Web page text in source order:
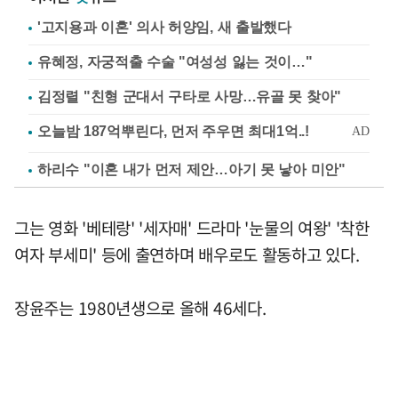
'고지용과 이혼' 의사 허양임, 새 출발했다
유혜정, 자궁적출 수술 "여성성 잃는 것이…"
김정렬 "친형 군대서 구타로 사망…유골 못 찾아"
하리수 "이혼 내가 먼저 제안…아기 못 낳아 미안"
그는 영화 '베테랑' '세자매' 드라마 '눈물의 여왕' '착한
여자 부세미' 등에 출연하며 배우로도 활동하고 있다.
장윤주는 1980년생으로 올해 46세다.